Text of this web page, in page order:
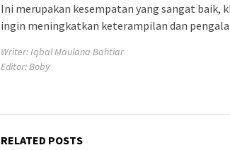
Ini merupakan kesempatan yang sangat baik,
ingin meningkatkan keterampilan dan
Writer: Iqbal Maulana Bahtiar
Editor: Boby
RELATED POSTS